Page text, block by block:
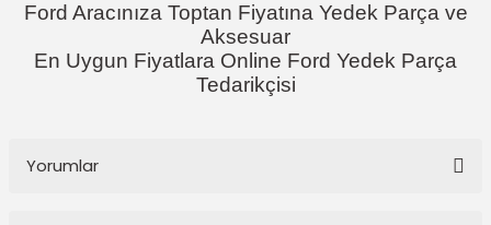
Ford Aracınıza Toptan Fiyatına Yedek Parça ve
Aksesuar
En Uygun Fiyatlara Online Ford Yedek Parça
Tedarikçisi
Yorumlar